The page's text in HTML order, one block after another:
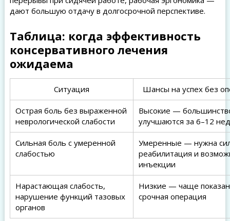
дают большую отдачу в долгосрочной перспективе.
Таблица: когда эффективность
консервативного лечения
ожидаема
Ситуация Шансы на успех без
Острая боль без выраженной
неврологической слабости
Высокие —
улучшаются за 6–12
Сильная боль с умеренной
слабостью
Умеренные — нужна
реабилитация и
инъекции
Нарастающая слабость,
нарушение функций тазовых
органов
Низкие — чаще
срочная операция